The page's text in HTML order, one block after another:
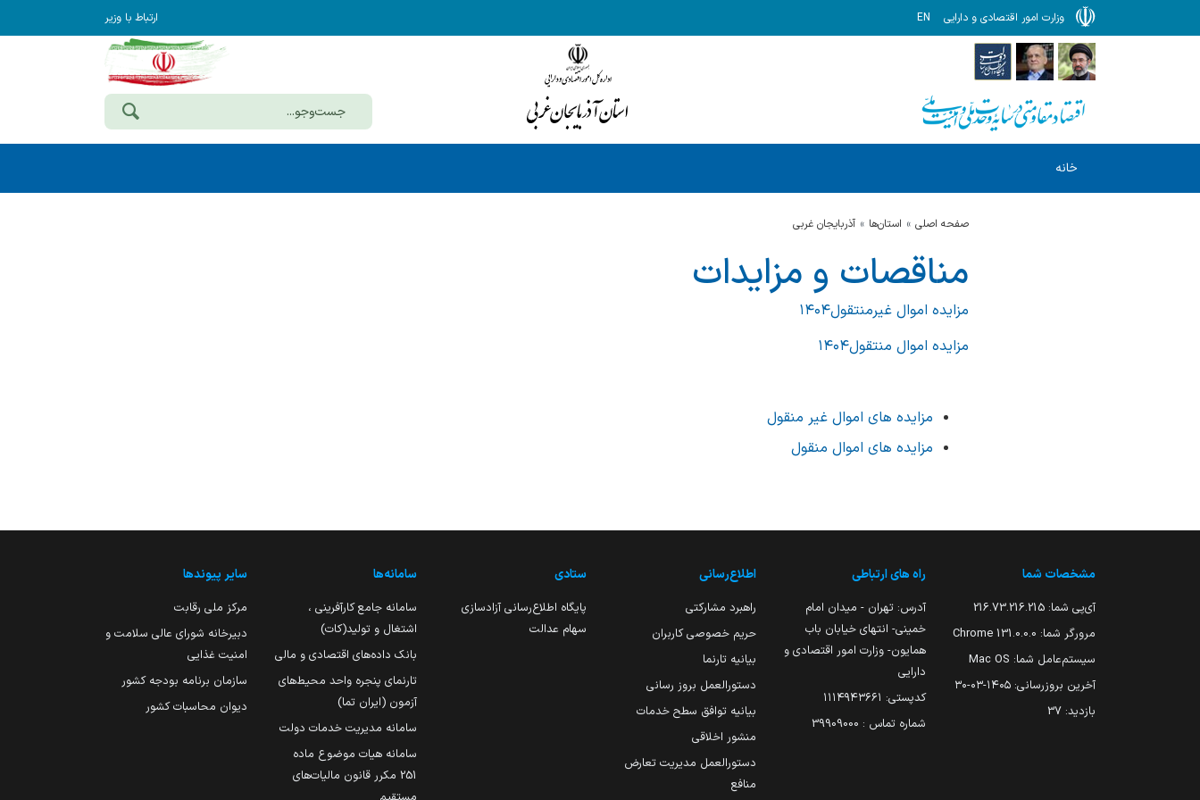
وزارت امور اقتصادی و دارایی EN ارتباط با وزیر
خانه
صفحه اصلی استان‌ها آذربایجان غربی
مناقصات و مزایدات
مزایده اموال غیرمنتقول۱۴۰۴
مزایده اموال منتقول۱۴۰۴
مزایده های اموال غیر منقول
مزایده های اموال منقول
مشخصات شما
آی‌پی شما: 216.73.216.215
مرورگر شما: 131.0.0.0 Chrome
سیستم‌عامل شما: Mac OS
آخرین بروزرسانی: ۱۴۰۵-۰۳-۳۰
بازدید: 37
راه های ارتباطی
آدرس: تهران - میدان امام
خمینی- انتهای خیابان باب
همایون- وزارت امور اقتصادی و
دارایی
کدپستی: ۱۱۱۴۹۴۳۶۶۱
شماره تماس : 39909000
اطلاع‌رسانی
راهبرد مشارکتی
حریم خصوصی کاربران
بیانیه تارنما
دستورالعمل بروز رسانی
بیانیه توافق سطح خدمات
منشور اخلاقی
دستورالعمل مدیریت تعارض
منافع
ستادی
پایگاه اطلاع‌رسانی آزادسازی
سهام عدالت
سامانه‌ها
سامانه جامع کارآفرینی ،
اشتغال و تولید(کات)
بانک داده‌های اقتصادی و مالی
تارنمای پنجره واحد محیط‌های
آزمون (ایران تما)
سامانه مدیریت خدمات دولت
سامانه هیات موضوع ماده
251 مکرر قانون مالیات‌های
سایر پیوندها
مرکز ملی رقابت
دبیرخانه شورای عالی سلامت و
امنیت غذایی
سازمان برنامه بودجه کشور
دیوان محاسبات کشور